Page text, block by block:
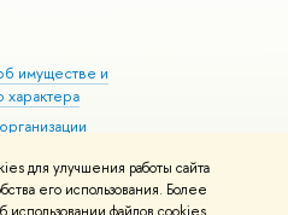
для улучшения работы сайта
его использования. Более
имуществе и
характера
здоровья